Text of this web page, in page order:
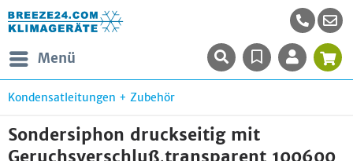
Menü
Kondensatleitungen + Zubehör
Sondersiphon druckseitig mit
Geruchsverschluß,transparent 100600